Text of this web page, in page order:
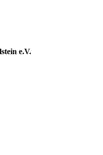
e.V.